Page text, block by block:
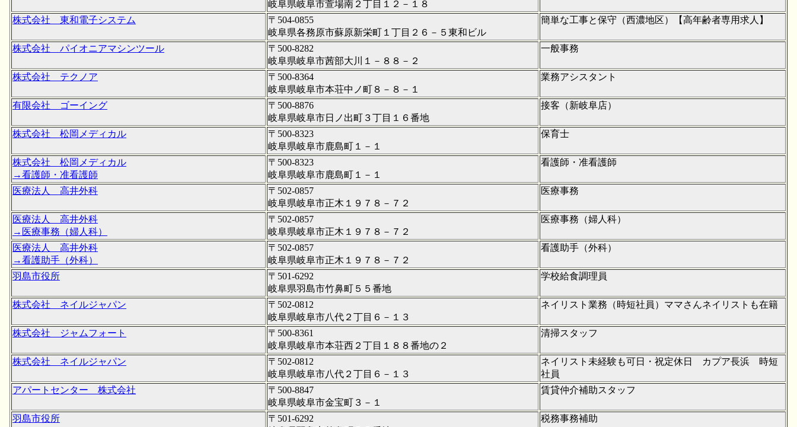
岐阜県岐阜市萱場南２丁目１２－１８
株式会社 東和電子システム
〒504-0855
岐阜県各務原市蘇原新栄町１丁目２６－５東和ビル
簡単な工事と保守（西濃地区）【高年齢者専用求人】
株式会社 パイオニアマシンツール
〒500-8282
岐阜県岐阜市茜部大川１－８８－２
一般事務
株式会社 テクノア
〒500-8364
岐阜県岐阜市本荘中ノ町８－８－１
業務アシスタント
有限会社 ゴーイング
〒500-8876
岐阜県岐阜市日ノ出町３丁目１６番地
接客（新岐阜店）
株式会社 松岡メディカル
〒500-8323
岐阜県岐阜市鹿島町１－１
保育士
株式会社 松岡メディカル
→看護師・准看護師
〒500-8323
岐阜県岐阜市鹿島町１－１
看護師・准看護師
医療法人 高井外科
〒502-0857
岐阜県岐阜市正木１９７８－７２
医療事務
医療法人 高井外科
→医療事務（婦人科）
〒502-0857
岐阜県岐阜市正木１９７８－７２
医療事務（婦人科）
医療法人 高井外科
→看護助手（外科）
〒502-0857
岐阜県岐阜市正木１９７８－７２
看護助手（外科）
羽島市役所
〒501-6292
岐阜県羽島市竹鼻町５５番地
学校給食調理員
株式会社 ネイルジャパン
〒502-0812
岐阜県岐阜市八代２丁目６－１３
ネイリスト業務（時短社員）ママさんネイリストも在籍
株式会社 ジャムフォート
〒500-8361
岐阜県岐阜市本荘西２丁目１８８番地の２
清掃スタッフ
株式会社 ネイルジャパン
〒502-0812
岐阜県岐阜市八代２丁目６－１３
ネイリスト未経験も可日・祝定休日 カプア長浜 時短
社員
アパートセンター 株式会社
〒500-8847
岐阜県岐阜市金宝町３－１
賃貸仲介補助スタッフ
羽島市役所
〒501-6292
税務事務補助